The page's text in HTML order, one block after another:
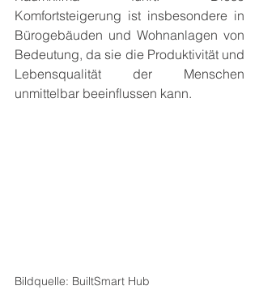
Komfortsteigerung ist insbesondere in
Bürogebäuden und Wohnanlagen von
Bedeutung, da sie die Produktivität und
Lebensqualität der Menschen
unmittelbar beeinflussen kann.
Bildquelle: BuiltSmart Hub